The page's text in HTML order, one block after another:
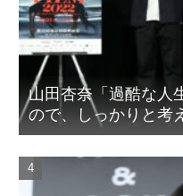
山田杏奈「過酷な人
ので、しっかりと考
『山女』東京国際映